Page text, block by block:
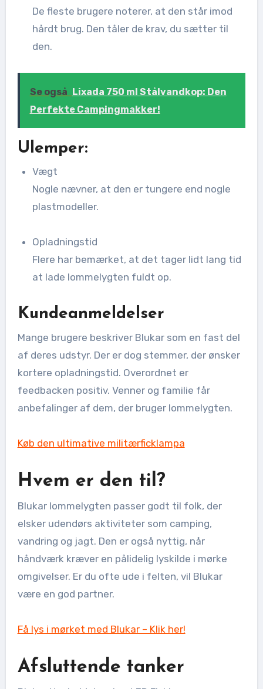
De fleste brugere noterer, at den står imod
hårdt brug. Den tåler de krav, du sætter til
den.
Se også Lixada 750 ml Stålvandkop: Den
Perfekte Campingmakker!
Ulemper:
Vægt
Nogle nævner, at den er tungere end nogle
plastmodeller.
Opladningstid
Flere har bemærket, at det tager lidt lang tid
at lade lommelygten fuldt op.
Kundeanmeldelser
Mange brugere beskriver Blukar som en fast del
af deres udstyr. Der er dog stemmer, der ønsker
kortere opladningstid. Overordnet er
feedbacken positiv. Venner og familie får
anbefalinger af dem, der bruger lommelygten.
Køb den ultimative militærficklampa
Hvem er den til?
Blukar lommelygten passer godt til folk, der
elsker udendørs aktiviteter som camping,
vandring og jagt. Den er også nyttig, når
håndværk kræver en pålidelig lyskilde i mørke
omgivelser. Er du ofte ude i felten, vil Blukar
være en god partner.
Få lys i mørket med Blukar – Klik her!
Afsluttende tanker